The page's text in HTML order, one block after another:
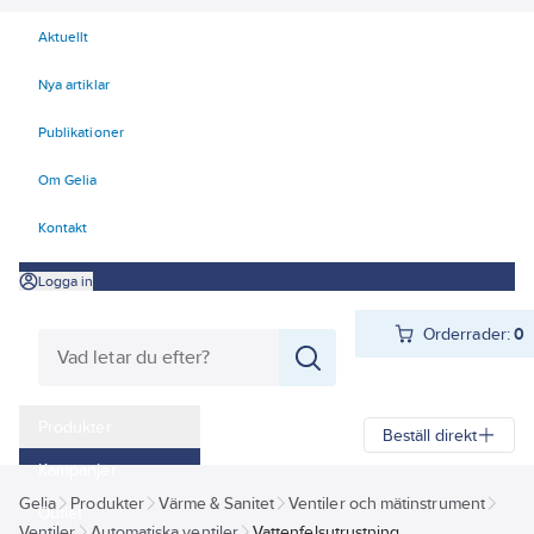
Aktuellt
Nya artiklar
Publikationer
Om Gelia
Kontakt
Logga in
Orderrader:0
Kampanjer
Outlet
Beställ direkt
Gelia Produkter Värme & Sanitet
Ventiler och mätinstrument